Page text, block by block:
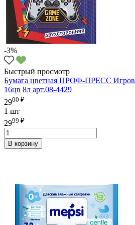
-3%
Быстрый просмотр
Бумага цветная ПРОФ-ПРЕСС
16цв 8л арт.08-4429
2900 ₽
1 шт
2999 ₽
В корзину